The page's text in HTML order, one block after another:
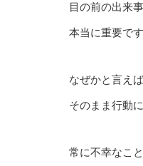
目の前の出来
本当に重要で
なぜかと言え
そのまま行動
常に不幸なこ